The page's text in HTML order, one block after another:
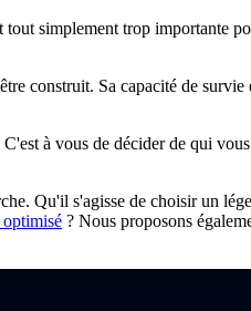
simplement trop importante
construit. Sa capacité de
à vous de décider de qui
Qu'il s'agisse de choisir un
? Nous proposons